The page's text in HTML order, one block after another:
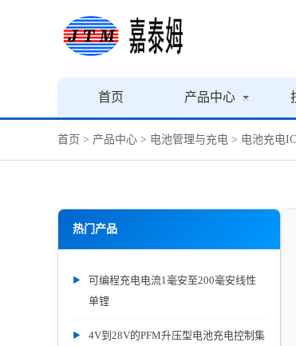
首页 产品中心
首页 > 产品中心 > 电池管理与充电 > 电池充电IC
热门产品
可编程充电电流1毫安至200毫安线性
单锂
4V到28V的PFM升压型电池充电控制集